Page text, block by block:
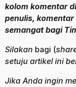
kolom komentar
penulis,
semangat bagi
Silakan bagi (
setuju artikel ini
Jika Anda ingin